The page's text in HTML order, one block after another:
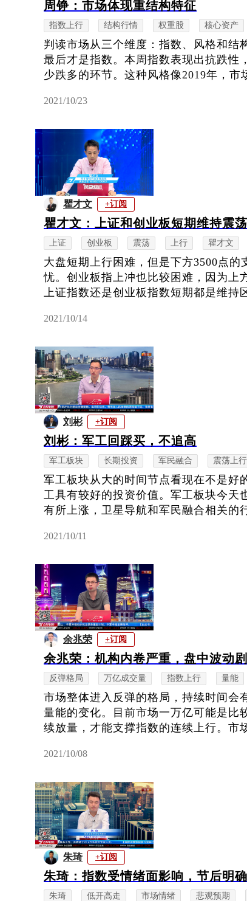
周铮：市场体现重结构特征
指数上行 结构行情 权重股 核心资产
判读市场从三个维度：指数、风格和结
最后才是指数。本周指数表现出抗跌性
少跌多的环节。这种风格像2019年，
2021/10/23
瞿才文 +订阅
瞿才文：上证和创业板短期维持震荡
上证 创业板 震荡 上行 瞿才文
大盘短期上行困难，但是下方3500点的
忧。创业板指上冲也比较困难，因为上
上证指数还是创业板指数短期都是维持
2021/10/14
刘彬 +订阅
刘彬：军工回踩买，不追高
军工板块 长期投资 军民融合 震荡上行
军工板块从大的时间节点看现在不是好
工具有较好的投资价值。军工板块今天
有所上涨，卫星导航和军民融合相关的
2021/10/11
余兆荣 +订阅
余兆荣：机构内卷严重，盘中波动
反弹格局 万亿成交量 指数上行 量能
市场整体进入反弹的格局，持续时间会
量能的变化。目前市场一万亿可能是比
续放量，才能支撑指数的连续上行。市
2021/10/08
朱琦 +订阅
朱琦：指数受情绪面影响，节后明
朱琦 低开高走 市场情绪 悲观预期